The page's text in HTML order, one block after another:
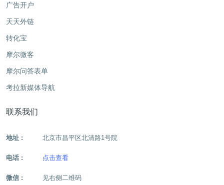
广告开户
天天外链
转化宝
摩尔微客
摩尔问答表单
考拉新媒体导航
联系我们
地址 : 北京市昌平区北清路1号院
电话 : 点击查看
微信 : 见右侧二维码